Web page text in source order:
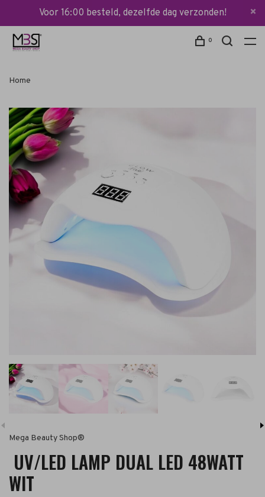
Voor 16:00 besteld, dezelfde dag verzonden!
0
Home
Mega Beauty Shop®
UV/LED LAMP DUAL LED 48WATT
WIT